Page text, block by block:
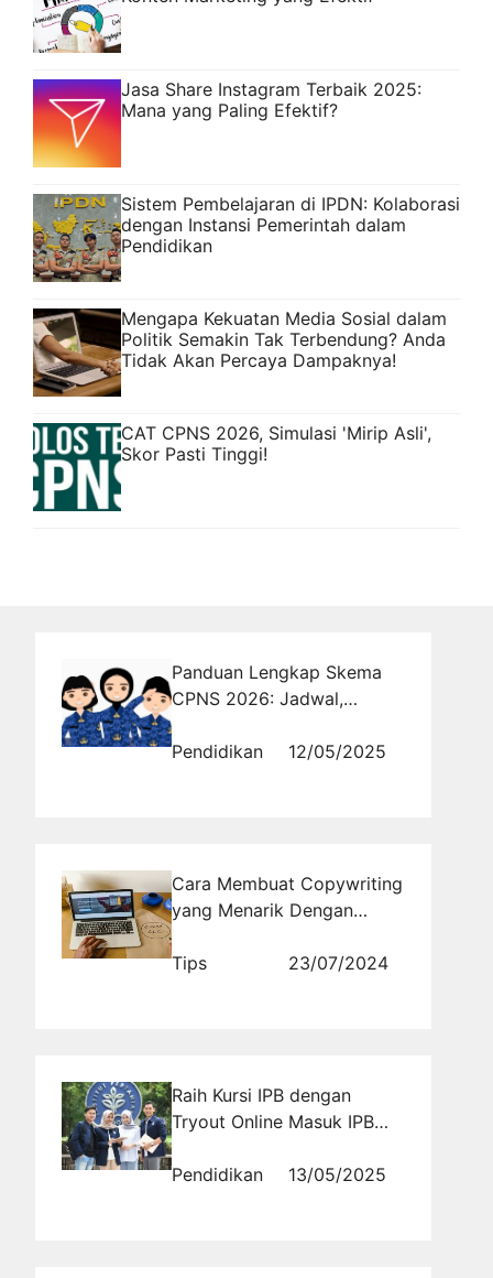
Jasa Share Instagram Terbaik 2025:
Mana yang Paling Efektif?
Sistem Pembelajaran di IPDN: Kolaborasi
dengan Instansi Pemerintah dalam
Pendidikan
Mengapa Kekuatan Media Sosial dalam
Politik Semakin Tak Terbendung? Anda
Tidak Akan Percaya Dampaknya!
CAT CPNS 2026, Simulasi 'Mirip Asli',
Skor Pasti Tinggi!
Panduan Lengkap Skema
CPNS 2026: Jadwal,
Pendidikan
12/05/2025
Cara Membuat Copywriting
yang Menarik Dengan
Tips
23/07/2024
Raih Kursi IPB dengan
Tryout Online Masuk IPB
Soal Asli
Pendidikan 13/05/2025